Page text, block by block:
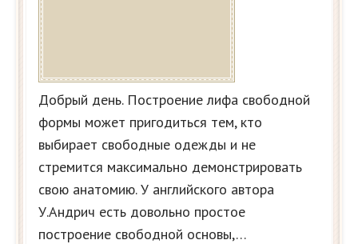
Добрый день. Построение лифа свободной
формы может пригодиться тем, кто
выбирает свободные одежды и не
стремится максимально демонстрировать
свою анатомию. У английского автора
У.Андрич есть довольно простое
построение свободной основы,…